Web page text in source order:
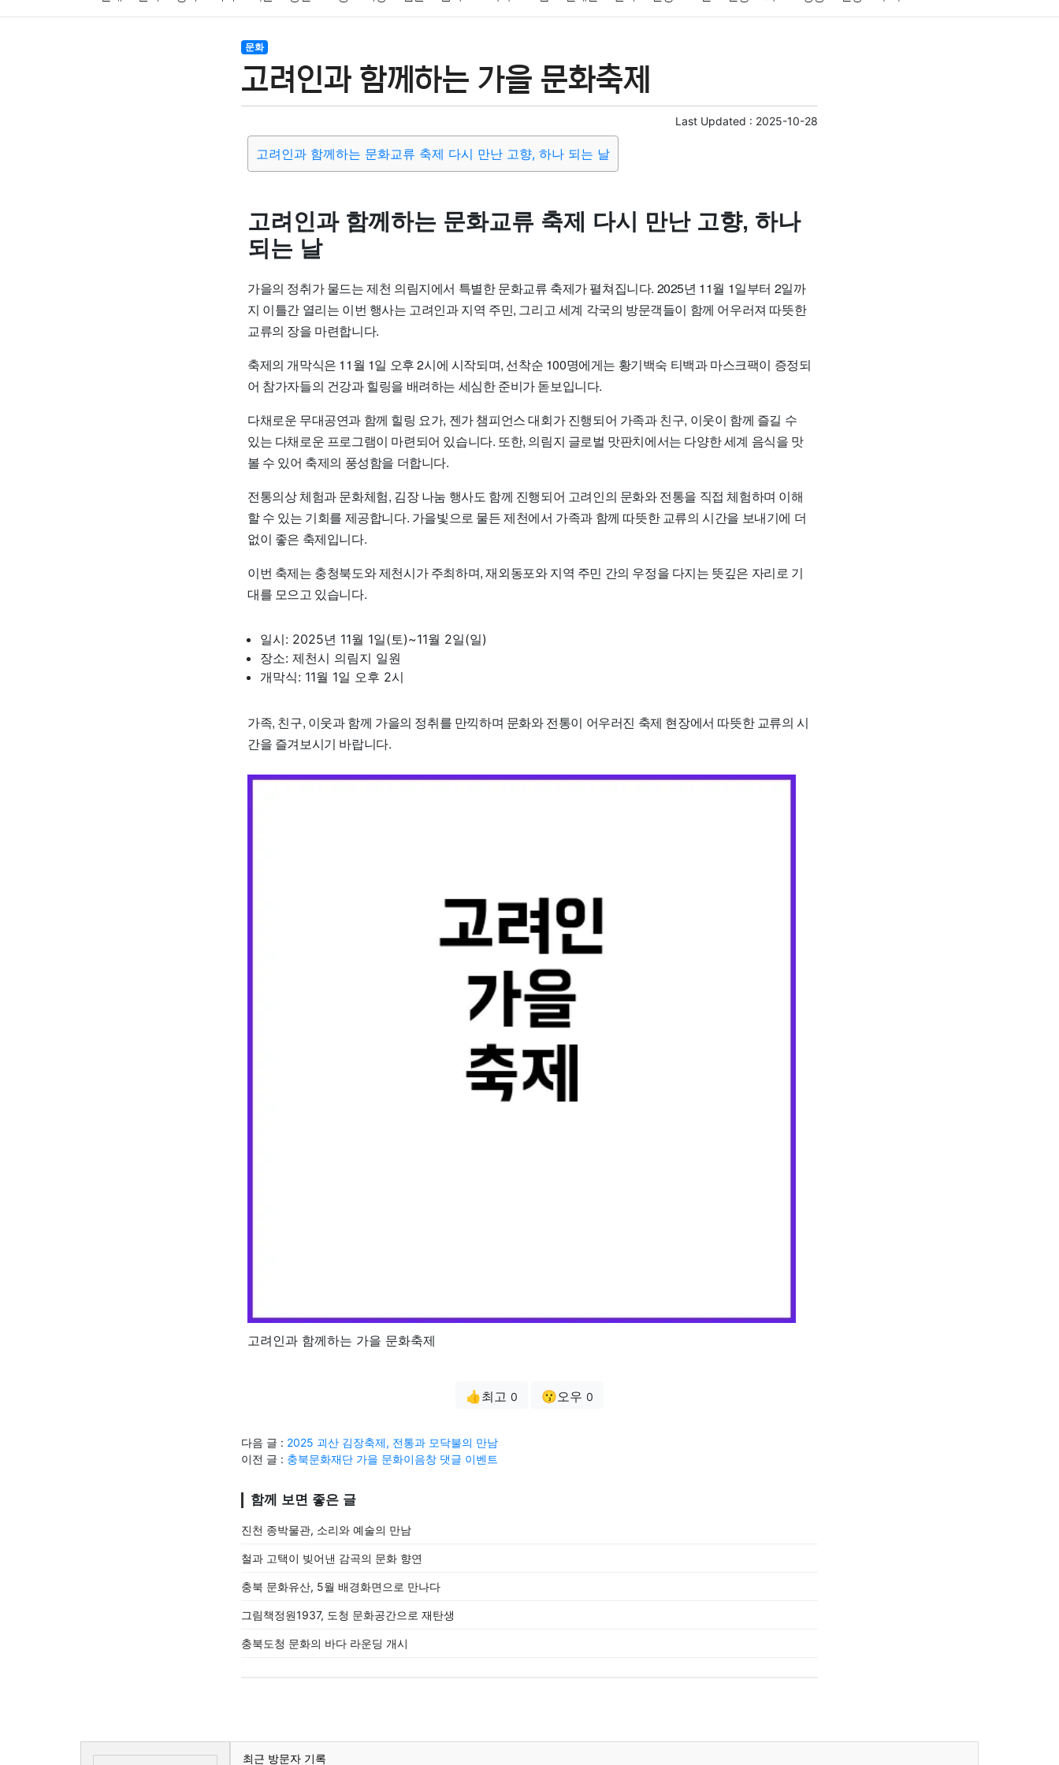
결혼 육아
기술 종교 사회 정치 건강 의료 의학 경제 마케팅 부동산
문화
고려인과 함께하는 가을 문화축제
Last Updated : 2025-10-28
고려인과 함께하는 문화교류 축제 다시 만난 고향, 하나 되는 날
고려인과 함께하는 문화교류 축제 다시 만난 고향, 하나
되는 날
가을의 정취가 물드는 제천 의림지에서 특별한 문화교류 축제가 펼쳐집니다. 2025년 11월 1일부터 2일까
지 이틀간 열리는 이번 행사는 고려인과 지역 주민, 그리고 세계 각국의 방문객들이 함께 어우러져 따뜻한
교류의 장을 마련합니다.
축제의 개막식은 11월 1일 오후 2시에 시작되며, 선착순 100명에게는 황기백숙 티백과 마스크팩이 증정되
어 참가자들의 건강과 힐링을 배려하는 세심한 준비가 돋보입니다.
다채로운 무대공연과 함께 힐링 요가, 젠가 챔피언스 대회가 진행되어 가족과 친구, 이웃이 함께 즐길 수
있는 다채로운 프로그램이 마련되어 있습니다. 또한, 의림지 글로벌 맛판치에서는 다양한 세계 음식을 맛
볼 수 있어 축제의 풍성함을 더합니다.
전통의상 체험과 문화체험, 김장 나눔 행사도 함께 진행되어 고려인의 문화와 전통을 직접 체험하며 이해
할 수 있는 기회를 제공합니다. 가을빛으로 물든 제천에서 가족과 함께 따뜻한 교류의 시간을 보내기에 더
없이 좋은 축제입니다.
이번 축제는 충청북도와 제천시가 주최하며, 재외동포와 지역 주민 간의 우정을 다지는 뜻깊은 자리로 기
대를 모으고 있습니다.
일시: 2025년 11월 1일(토)~11월 2일(일)
장소: 제천시 의림지 일원
개막식: 11월 1일 오후 2시
가족, 친구, 이웃과 함께 가을의 정취를 만끽하며 문화와 전통이 어우러진 축제 현장에서 따뜻한 교류의 시
간을 즐겨보시기 바랍니다.
고려인과 함께하는 가을 문화축제
👍최고 0 😗오우 0
다음 글 : 2025 괴산 김장축제, 전통과 모닥불의 만남
이전 글 : 충북문화재단 가을 문화이음창 댓글 이벤트
함께 보면 좋은 글
진천 종박물관, 소리와 예술의 만남
철과 고택이 빚어낸 감곡의 문화 향연
충북 문화유산, 5월 배경화면으로 만나다
그림책정원1937, 도청 문화공간으로 재탄생
충북도청 문화의 바다 라운딩 개시
최근 방문자 기록